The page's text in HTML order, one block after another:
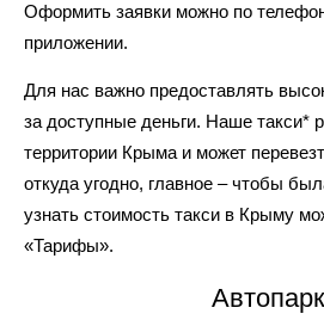
Оформить заявки можно по
приложении.
Для нас важно предоставлять
за доступные деньги. Наше такси*
территории Крыма и может
откуда угодно, главное – чтобы
узнать стоимость такси в Крыму
«Тарифы».
Автопарк